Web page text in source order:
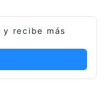
y recibe más